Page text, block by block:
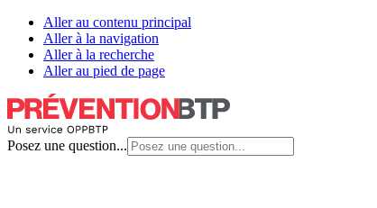
Aller au contenu principal
Aller à la navigation
Aller à la recherche
Aller au pied de page
Posez une question...